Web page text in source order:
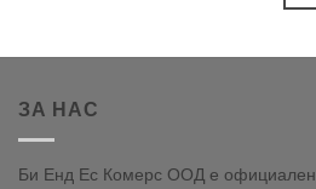
ЗА НАС
Би Енд Ес Комерс ООД е официален